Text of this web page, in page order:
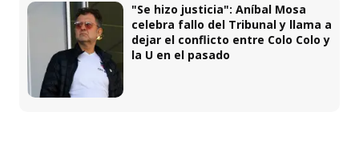
"Se hizo justicia": Aníbal Mosa
celebra fallo del Tribunal y llama a
dejar el conflicto entre Colo Colo y
la U en el pasado